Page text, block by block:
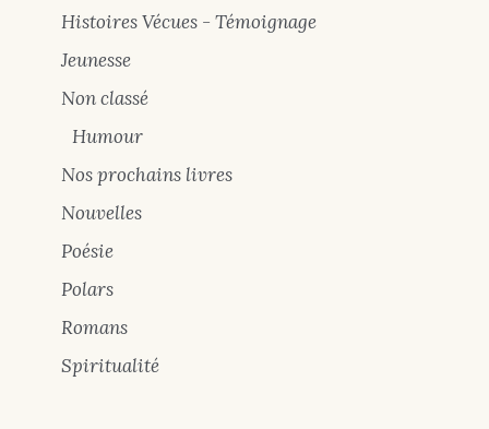
Histoires Vécues - Témoignage
Jeunesse
Non classé
Humour
Nos prochains livres
Nouvelles
Poésie
Polars
Romans
Spiritualité